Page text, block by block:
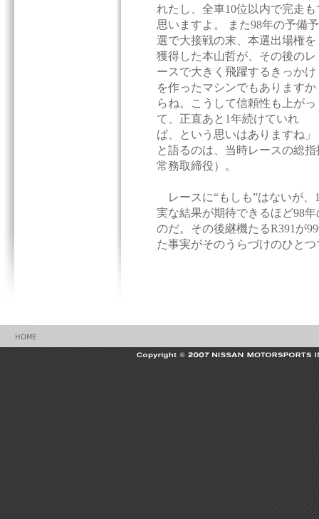
れたし、全車10位以内で完走
思いますよ。
また98年の予備予
選で大接戦の末、本選出場権を
獲得した本山哲が、その後のレ
ースで大きく飛躍するきっかけ
を作ったマシンでもありますか
らね。こうして信頼性も上がっ
て、正直あと1年続けていれ
ば、という思いはありますね」
と語るのは、当時レースの総
常務取締役）。
レースに“もしも”はないが、
実な結果が期待できるほど98
のだ。その後継機たるR391が
た事実がそのうらづけのひと